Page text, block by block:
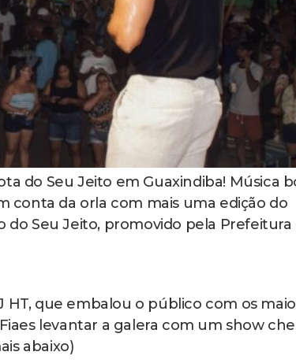
do Seu Jeito em Guaxindiba! Música
conta da orla com mais uma edição do
Seu Jeito, promovido pela Prefeitura
que embalou o público com os
levantar a galera com um show
abaixo)